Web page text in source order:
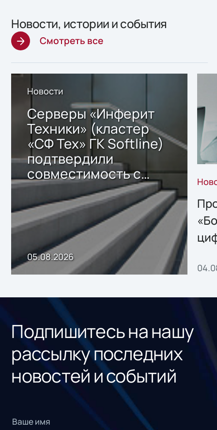
Новости, истории и события
Смотреть все
Новости
Серверы «Инферит
Техники» (кластер
«СФ Тех» ГК Softline)
подтвердили
совместимость с
решением Sharx
Storage 2.x для
хранения данных
05.08.2026
Подпишитесь на нашу
рассылку последних
новостей и событий